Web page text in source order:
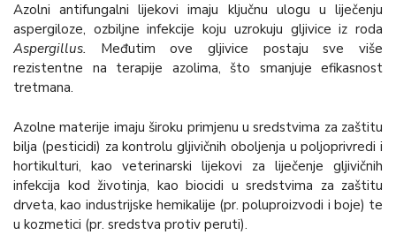
Azolni antifungalni lijekovi imaju ključnu ulogu u liječenju
aspergiloze, ozbiljne infekcije koju uzrokuju gljivice iz roda
Aspergillus. Međutim ove gljivice postaju sve više
rezistentne na terapije azolima, što smanjuje efikasnost
tretmana.
Azolne materije imaju široku primjenu u sredstvima za zaštitu
bilja (pesticidi) za kontrolu gljivičnih oboljenja u poljoprivredi i
hortikulturi, kao veterinarski lijekovi za liječenje gljivičnih
infekcija kod životinja, kao biocidi u sredstvima za zaštitu
drveta, kao industrijske hemikalije (pr. poluproizvodi i boje) te
u kozmetici (pr. sredstva protiv peruti).